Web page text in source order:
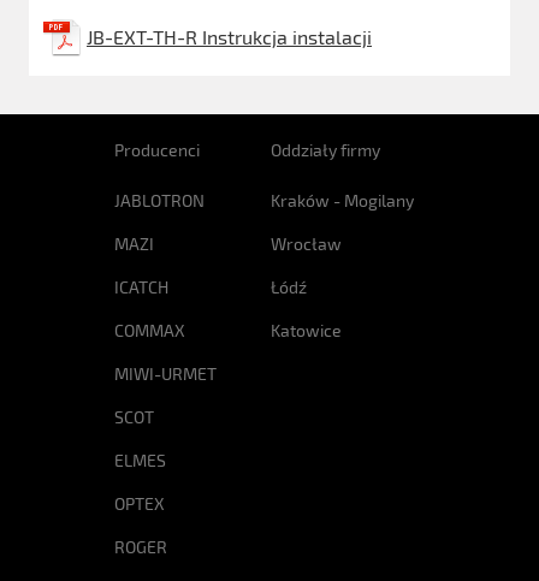
JB-EXT-TH-R Instrukcja instalacji
Producenci
JABLOTRON
MAZI
ICATCH
COMMAX
MIWI-URMET
SCOT
ELMES
OPTEX
ROGER
Oddziały firmy
Kraków - Mogilany
Wrocław
Łódź
Katowice